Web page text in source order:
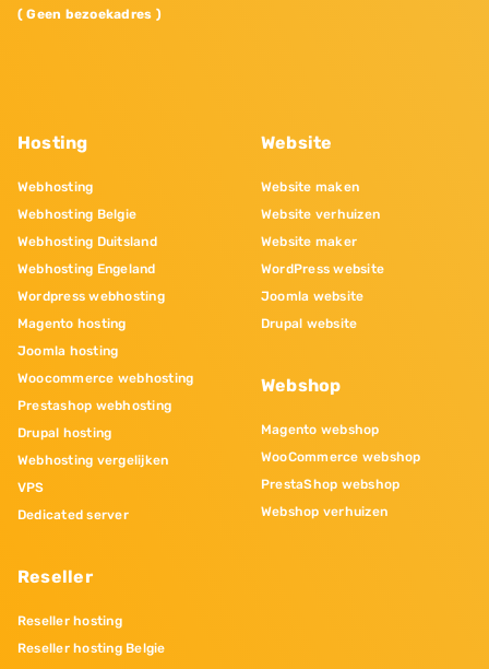
( Geen bezoekadres )
Hosting
Webhosting
Webhosting Belgie
Webhosting Duitsland
Webhosting Engeland
Wordpress webhosting
Magento hosting
Joomla hosting
Woocommerce webhosting
Prestashop webhosting
Drupal hosting
Webhosting vergelijken
VPS
Dedicated server
Reseller
Reseller hosting
Reseller hosting Belgie
Website
Website maken
Website verhuizen
Website maker
WordPress website
Joomla website
Drupal website
Webshop
Magento webshop
WooCommerce webshop
PrestaShop webshop
Webshop verhuizen